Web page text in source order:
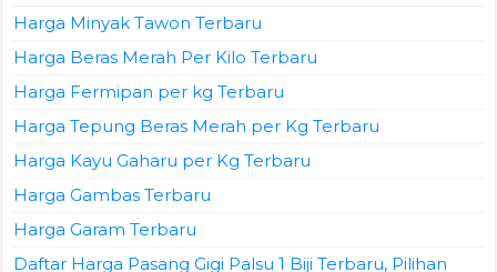
Harga Minyak Tawon Terbaru
Harga Beras Merah Per Kilo Terbaru
Harga Fermipan per kg Terbaru
Harga Tepung Beras Merah per Kg Terbaru
Harga Kayu Gaharu per Kg Terbaru
Harga Gambas Terbaru
Harga Garam Terbaru
Daftar Harga Pasang Gigi Palsu 1 Biji Terbaru, Pilihan